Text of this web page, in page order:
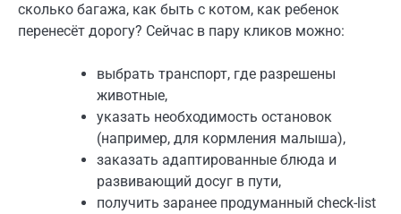
сколько багажа, как быть с котом, как ребенок
перенесёт дорогу? Сейчас в пару кликов можно:
выбрать транспорт, где разрешены
животные,
указать необходимость остановок
(например, для кормления малыша),
заказать адаптированные блюда и
развивающий досуг в пути,
получить заранее продуманный check-list